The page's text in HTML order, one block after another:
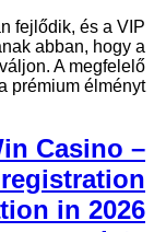
fejlődik, és a VIP
abban, hogy a
A megfelelő
élményt,...
Casino –
in 2026